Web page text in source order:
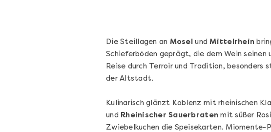
Die Steillagen an Mosel und Mittelrhein
Schieferböden geprägt, die dem Wein seinen
Reise durch Terroir und Tradition, besonders
der Altstadt.
Kulinarisch glänzt Koblenz mit rheinischen
und Rheinischer Sauerbraten mit süßer
Zwiebelkuchen die Speisekarten. Miomente-